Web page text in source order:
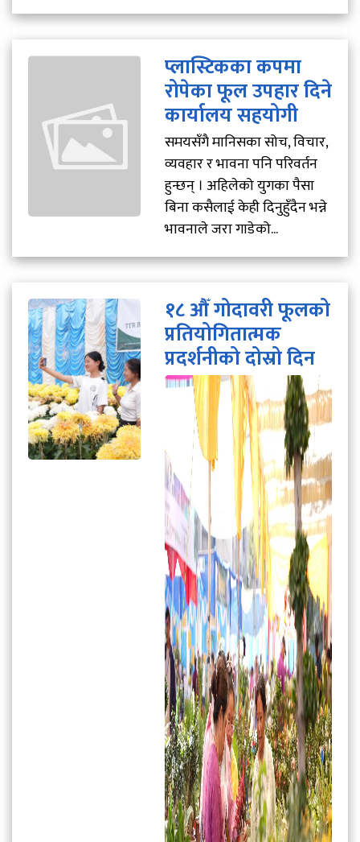
प्लास्टिकका कपमा
रोपेका फूल उपहार दिने
कार्यालय सहयोगी
समयसँगै मानिसका सोच, विचार,
व्यवहार र भावना पनि परिवर्तन
हुन्छन् । अहिलेको युगका पैसा
बिना कसैलाई केही दिनुहुँदैन भन्ने
भावनाले जरा गाडेको...
१८ औँ गोदावरी फूलको
प्रतियोगितात्मक
प्रदर्शनीको दोस्रो दिन